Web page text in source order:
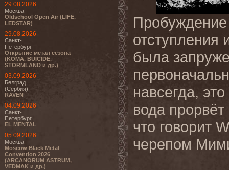
29.08.2026
Москва
Oldschool Open Air (LIFE,
LEDSTAR)
29.08.2026
Санкт-
Петербург
Открытие метал сезона
(KOMA, BUICIDE,
STORMLAND и др.)
03.09.2026
Белград
(Сербия)
RAVEN
04.09.2026
Санкт-
Петербург
EL MENTAL
05.09.2026
Москва
Moscow Black Metal
Convention 2026
(ARCANORUM ASTRUM,
VEDMAK и др.)
отступления
была
навсегда,
вода
что говорит
черепом